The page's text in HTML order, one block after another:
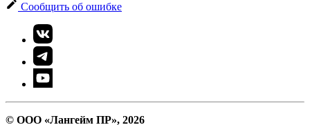
Сообщить об ошибке
© ООО «Лангейм ПР», 2026